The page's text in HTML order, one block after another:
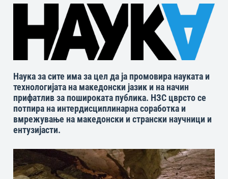
Наука за сите има за цел да ја промовира науката и
технологијата на македонски јазик и на начин
прифатлив за пошироката публика. НЗС цврсто се
потпира на интердисциплинарна соработка и
вмрежување на македонски и странски научници и
ентузијасти.